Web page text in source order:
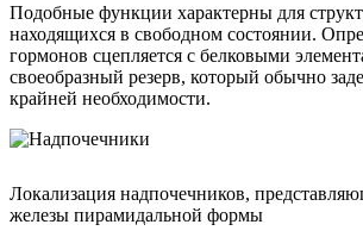
Подобные функции характерны для
находящихся в свободном состоянии.
гормонов сцепляется с белковыми
своеобразный резерв, который обычно
крайней необходимости.
Локализация надпочечников,
железы пирамидальной формы